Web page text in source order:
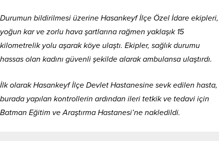
Durumun bildirilmesi üzerine Hasankeyf İlçe Özel İdare ekipleri,
yoğun kar ve zorlu hava şartlarına rağmen yaklaşık 15
kilometrelik yolu aşarak köye ulaştı. Ekipler, sağlık durumu
hassas olan kadını güvenli şekilde alarak ambulansa ulaştırdı.
İlk olarak Hasankeyf İlçe Devlet Hastanesine sevk edilen hasta,
burada yapılan kontrollerin ardından ileri tetkik ve tedavi için
Batman Eğitim ve Araştırma Hastanesi’ne nakledildi.